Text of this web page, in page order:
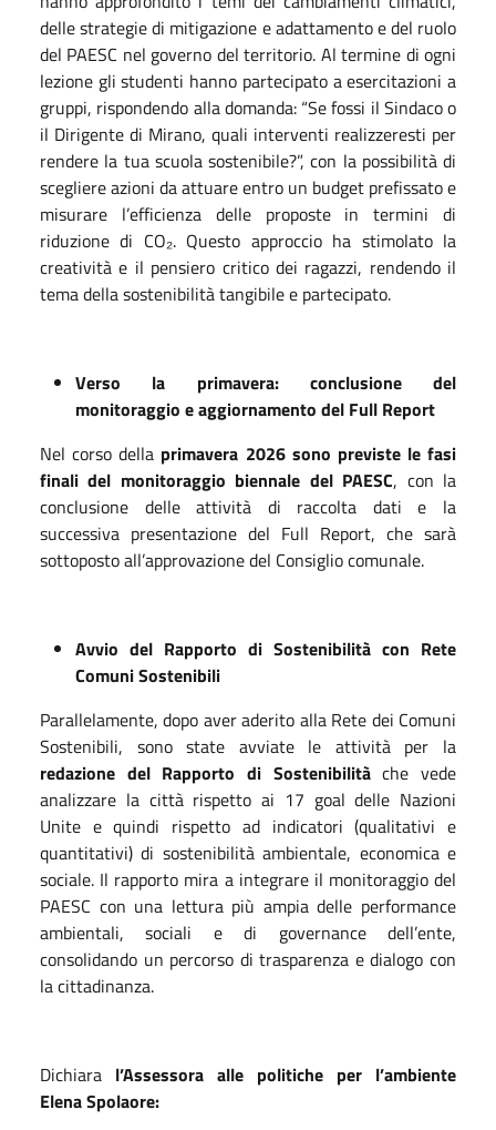
delle strategie di mitigazione e adattamento e del ruolo
del PAESC nel governo del territorio. Al termine di ogni
lezione gli studenti hanno partecipato a esercitazioni a
gruppi, rispondendo alla domanda: “Se fossi il Sindaco o
il Dirigente di Mirano, quali interventi realizzeresti per
rendere la tua scuola sostenibile?”, con la possibilità di
scegliere azioni da attuare entro un budget prefissato e
misurare l’efficienza delle proposte in termini di
riduzione di CO₂. Questo approccio ha stimolato la
creatività e il pensiero critico dei ragazzi, rendendo il
tema della sostenibilità tangibile e partecipato.
Verso la primavera: conclusione del
monitoraggio e aggiornamento del Full Report
Nel corso della primavera 2026 sono previste le fasi
finali del monitoraggio biennale del PAESC, con la
conclusione delle attività di raccolta dati e la
successiva presentazione del Full Report, che sarà
sottoposto all’approvazione del Consiglio comunale.
Avvio del Rapporto di Sostenibilità con Rete
Comuni Sostenibili
Parallelamente, dopo aver aderito alla Rete dei Comuni
Sostenibili, sono state avviate le attività per la
redazione del Rapporto di Sostenibilitàche vede
analizzare la città rispetto ai 17 goal delle Nazioni
Unite e quindi rispetto ad indicatori (qualitativi e
quantitativi) di sostenibilità ambientale, economica e
sociale. Il rapporto mira a integrare il monitoraggio del
PAESC con una lettura più ampia delle performance
ambientali, sociali e di governance dell’ente,
consolidando un percorso di trasparenza e dialogo con
la cittadinanza.
Dichiara l’Assessora alle politiche per l’ambiente
Elena Spolaore: